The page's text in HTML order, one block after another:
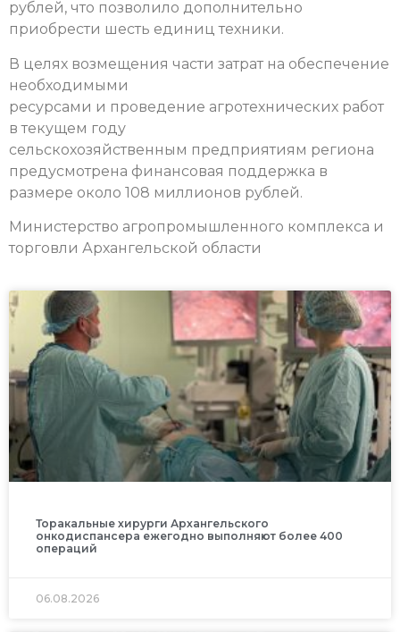
рублей, что позволило дополнительно
приобрести шесть единиц техники.
В целях возмещения части затрат на обеспечение
необходимыми
ресурсами и проведение агротехнических работ
в текущем году
сельскохозяйственным предприятиям региона
предусмотрена финансовая поддержка в
размере около 108 миллионов рублей.
Министерство агропромышленного комплекса и
торговли Архангельской области
Торакальные хирурги Архангельского
онкодиспансера ежегодно выполняют более 400
операций
06.08.2026